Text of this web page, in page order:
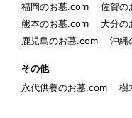
福岡のお墓.com
佐賀の
熊本のお墓.com
大分の
鹿児島のお墓.com
沖縄
その他
永代供養のお墓.com
樹